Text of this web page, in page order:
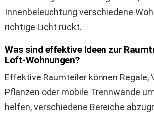
Innenbeleuchtung verschiedene
richtige Licht rückt.
Was sind effektive Ideen zur
Loft-Wohnungen?
Effektive Raumteiler können Regale,
Pflanzen oder mobile Trennwände
helfen, verschiedene Bereiche